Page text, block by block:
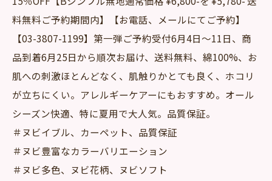
料無料ご予約期間内】【お電話、メールにてご予約】
【03-3807-1199】第一弾ご予約受付6月4日～11日、商
品到着6月25日から順次お届け、送料無料、綿100%、お
肌への刺激ほとんどなく、肌触りかとても良く、ホコリ
が立ちにくい。アレルギーケアーにもおすすめ。オール
シーズン快適、特に夏用で大人気。品質保証。
＃ヌビイブル、カーペット、品質保証
＃ヌビ豊富なカラーバリエーション
＃ヌビ多色、ヌビ花柄、ヌビソフト